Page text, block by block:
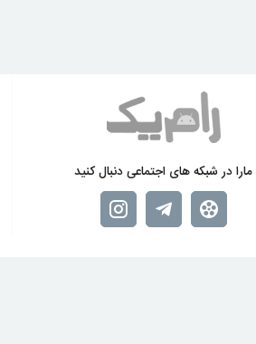
مارا در شبکه های اجتماعی دنبال کنید